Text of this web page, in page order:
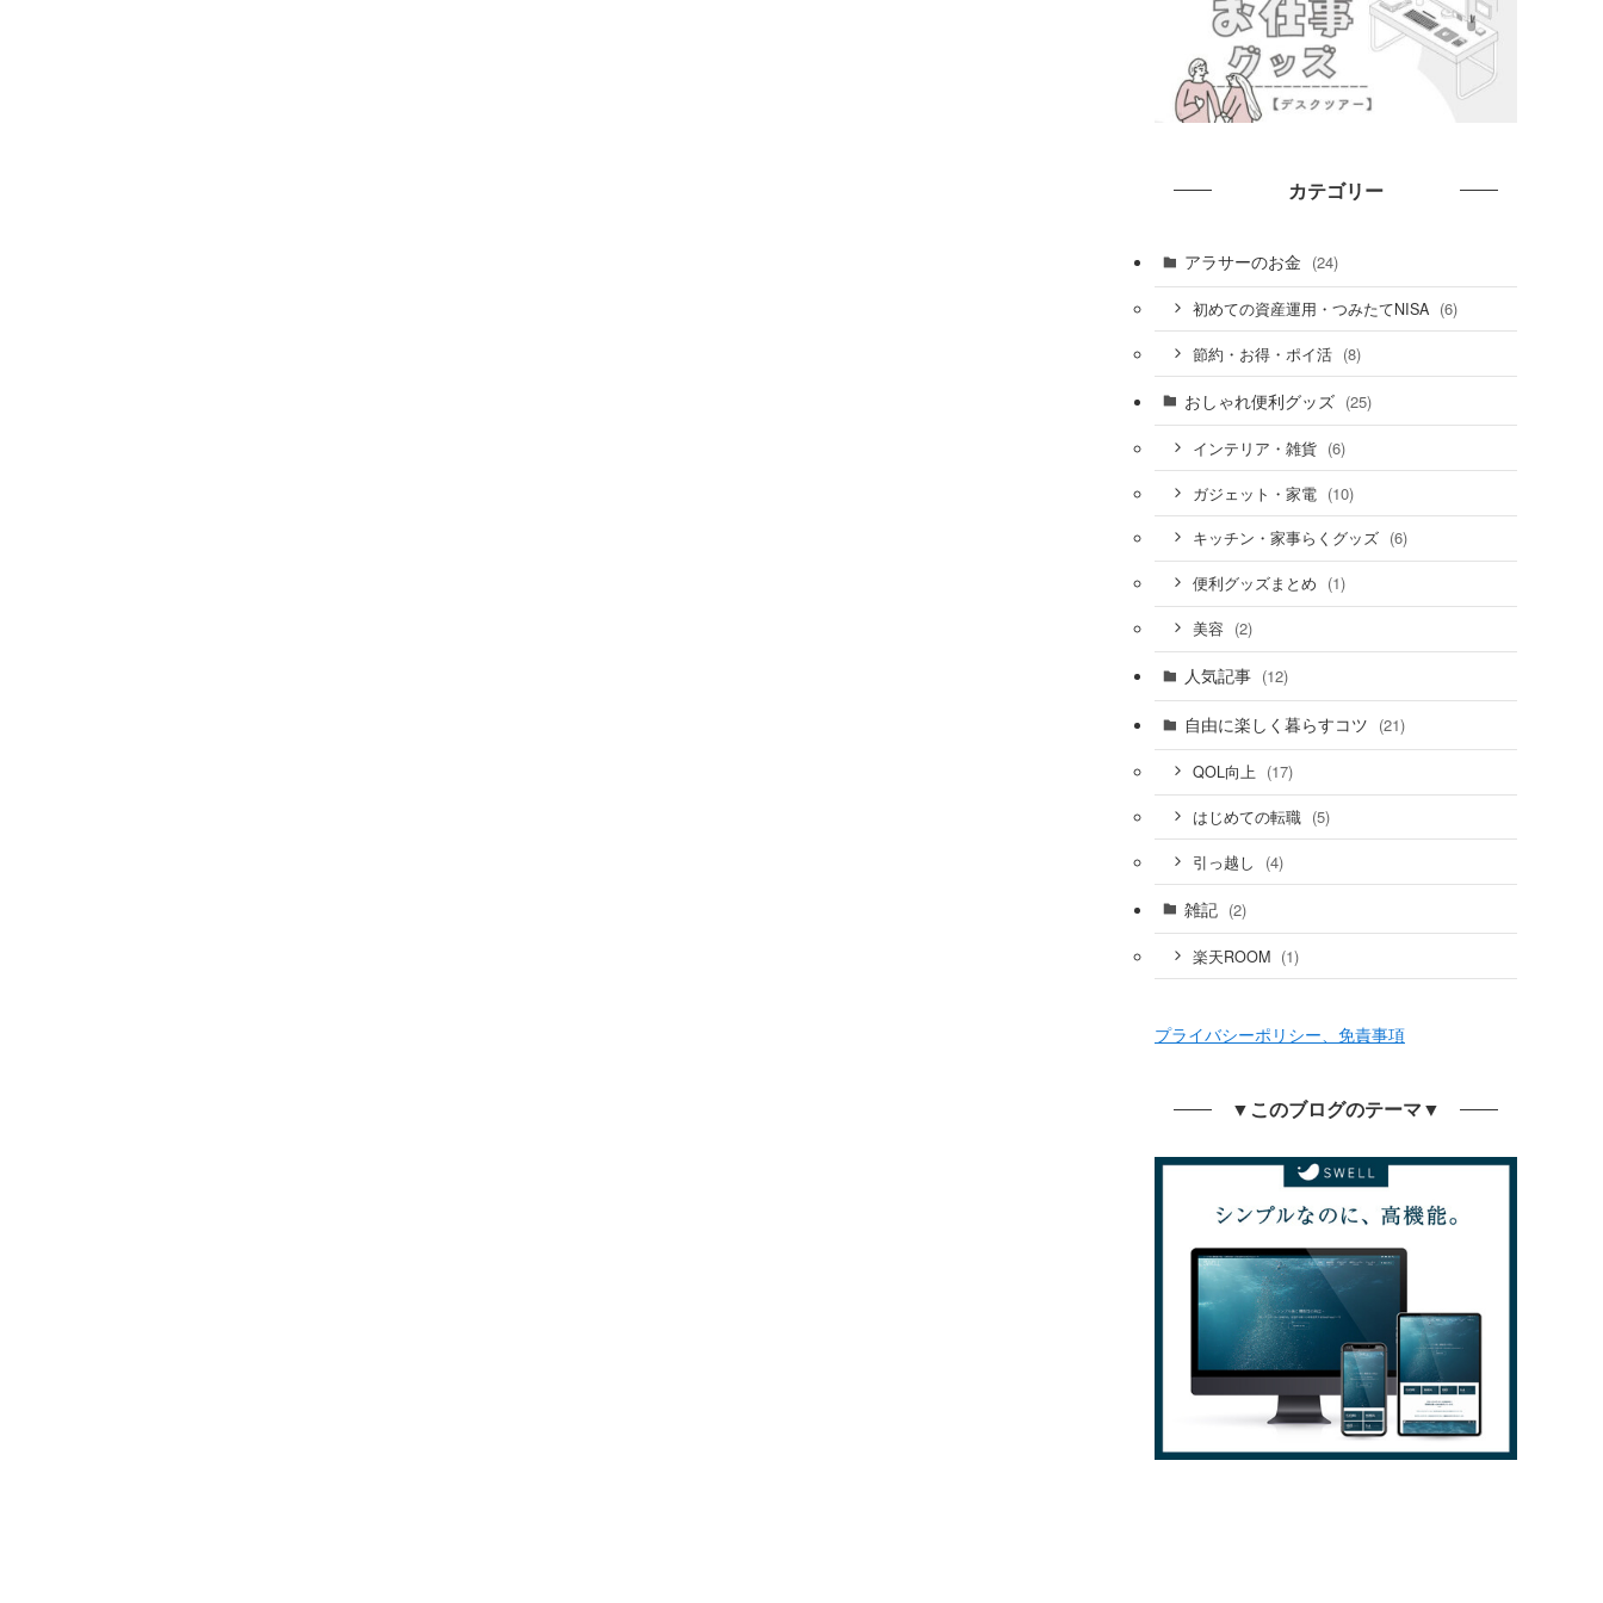
カテゴリー
アラサーのお金 (24)
初めての資産運用・つみたてNISA (6)
節約・お得・ポイ活 (8)
おしゃれ便利グッズ (25)
インテリア・雑貨 (6)
ガジェット・家電 (10)
キッチン・家事らくグッズ (6)
便利グッズまとめ (1)
美容 (2)
人気記事 (12)
自由に楽しく暮らすコツ (21)
QOL向上 (17)
はじめての転職 (5)
引っ越し (4)
雑記 (2)
楽天ROOM (1)
プライバシーポリシー、免責事項
▼このブログのテーマ▼